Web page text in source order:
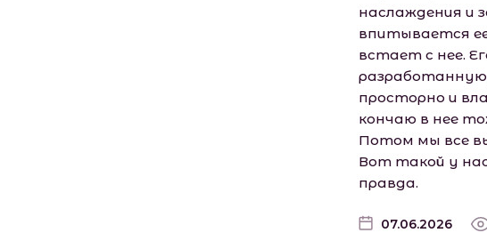
наслаждения и
впитывается
встает с нее.
просторно и
кончаю в нее
Потом мы все
Вот такой у
правда.
07.06.2026